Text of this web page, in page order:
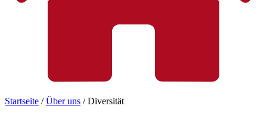
Startseite /Über uns /Diversität